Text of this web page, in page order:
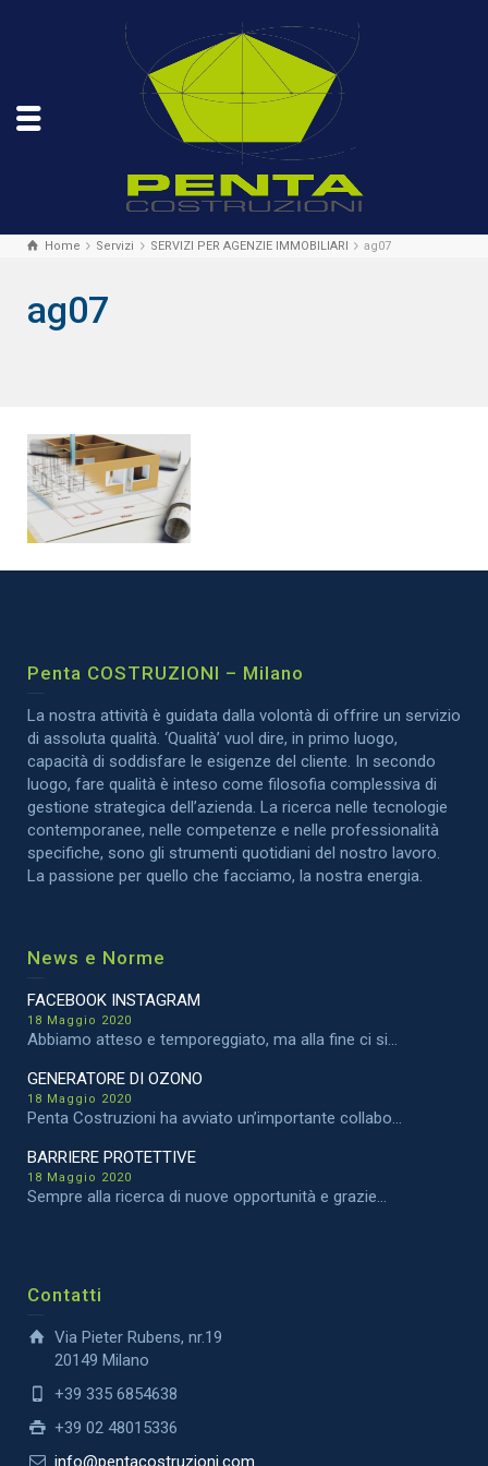
Home Servizi SERVIZI PER AGENZIE IMMOBILIARI ag07
ag07
Penta COSTRUZIONI – Milano
La nostra attività è guidata dalla volontà di offrire un servizio
di assoluta qualità. ‘Qualità’ vuol dire, in primo luogo,
capacità di soddisfare le esigenze del cliente. In secondo
luogo, fare qualità è inteso come filosofia complessiva di
gestione strategica dell’azienda. La ricerca nelle tecnologie
contemporanee, nelle competenze e nelle professionalità
specifiche, sono gli strumenti quotidiani del nostro lavoro.
La passione per quello che facciamo, la nostra energia.
News e Norme
FACEBOOK INSTAGRAM
18 Maggio 2020
Abbiamo atteso e temporeggiato, ma alla fine ci si...
GENERATORE DI OZONO
18 Maggio 2020
Penta Costruzioni ha avviato un’importante collabo...
BARRIERE PROTETTIVE
18 Maggio 2020
Sempre alla ricerca di nuove opportunità e grazie...
Contatti
Via Pieter Rubens, nr.19
20149 Milano
+39 335 6854638
+39 02 48015336
info@pentacostruzioni.com